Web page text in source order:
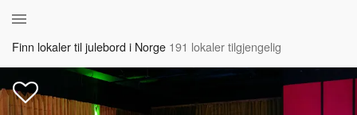
Finn lokaler til julebord i Norge 191 lokaler tilgjengelig